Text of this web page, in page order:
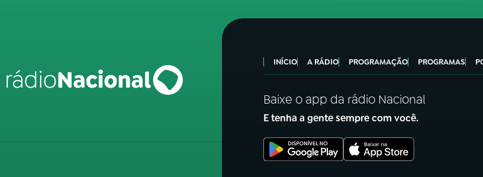
INÍCIO A RÁDIO PROGRAMAÇÃO PROGRAMAS
Baixe o app da rádio Nacional
E tenha a gente sempre com você.